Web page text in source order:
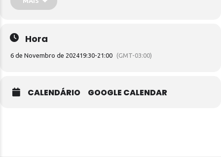
Hora
6 de Novembro de 202419:30-21:00 (GMT-03:00)
CALENDÁRIO GOOGLE CALENDAR